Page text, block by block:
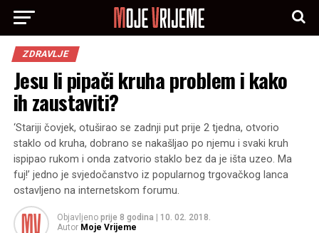
ZDRAVLJE
Jesu li pipači kruha problem i kako
ih zaustaviti?
‘Stariji čovjek, otuširao se zadnji put prije 2 tjedna, otvorio
staklo od kruha, dobrano se nakašljao po njemu i svaki kruh
ispipao rukom i onda zatvorio staklo bez da je išta uzeo. Ma
fuj!’ jedno je svjedočanstvo iz popularnog trgovačkog lanca
ostavljeno na internetskom forumu.
Objavljeno prije 8 godina
10. 02. 2018.
Autor Moje Vrijeme